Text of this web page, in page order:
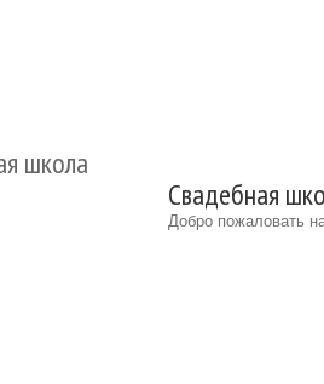
школа
Свадебная
Добро пожаловать